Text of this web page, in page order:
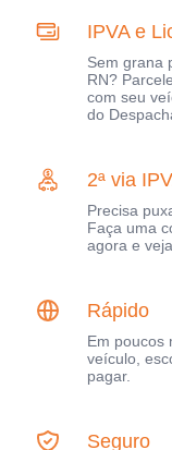
IPVA e
Sem grana
RN?
com seu
do
2ª via
Precisa
Faça uma
agora e
Rápido
Em poucos
veículo,
pagar.
Seguro